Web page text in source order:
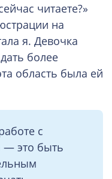
читаете?»
на
я. Девочка
более
область была ей
с
это быть